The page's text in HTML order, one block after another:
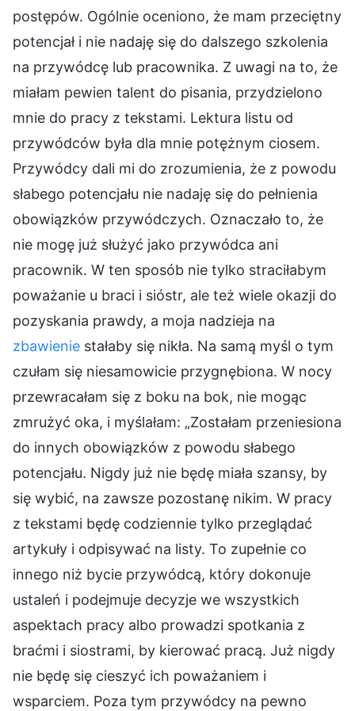
postępów. Ogólnie oceniono, że mam przeciętny
potencjał i nie nadaję się do dalszego szkolenia
na przywódcę lub pracownika. Z uwagi na to, że
miałam pewien talent do pisania, przydzielono
mnie do pracy z tekstami. Lektura listu od
przywódców była dla mnie potężnym ciosem.
Przywódcy dali mi do zrozumienia, że z powodu
słabego potencjału nie nadaję się do pełnienia
obowiązków przywódczych. Oznaczało to, że
nie mogę już służyć jako przywódca ani
pracownik. W ten sposób nie tylko straciłabym
poważanie u braci i sióstr, ale też wiele okazji do
pozyskania prawdy, a moja nadzieja na
zbawienie stałaby się nikła. Na samą myśl o tym
czułam się niesamowicie przygnębiona. W nocy
przewracałam się z boku na bok, nie mogąc
zmrużyć oka, i myślałam: „Zostałam przeniesiona
do innych obowiązków z powodu słabego
potencjału. Nigdy już nie będę miała szansy, by
się wybić, na zawsze pozostanę nikim. W pracy
z tekstami będę codziennie tylko przeglądać
artykuły i odpisywać na listy. To zupełnie co
innego niż bycie przywódcą, który dokonuje
ustaleń i podejmuje decyzje we wszystkich
aspektach pracy albo prowadzi spotkania z
braćmi i siostrami, by kierować pracą. Już nigdy
nie będę się cieszyć ich poważaniem i
wsparciem. Poza tym przywódcy na pewno